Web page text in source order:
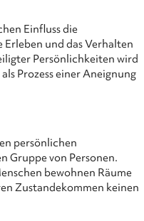
Einfluss die
und das Verhalten
Persönlichkeiten wird
Prozess einer Aneignung
persönlichen
Gruppe von Personen.
bewohnen Räume
Zustandekommen keinen